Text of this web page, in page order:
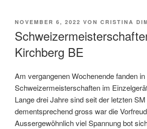
VERÖFFENTLICHT
NOVEMBER 6, 2022 VON CRISTINA
Kirchberg BE
Am vergangenen Wochenende fanden
Schweizermeisterschaften im
Lange drei Jahre sind seit der letzten
dementsprechend gross war die
Aussergewöhnlich viel Spannung bot